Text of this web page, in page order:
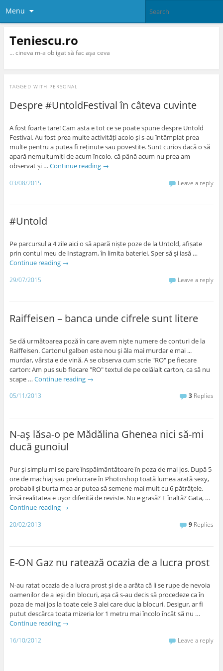
Menu
Teniescu.ro
… cineva m-a obligat să fac aşa ceva
TAGGED WITH PERSONAL
Despre #UntoldFestival în câteva cuvinte
A fost foarte tare! Cam asta e tot ce se poate spune despre Untold
Festival. Au fost prea multe activități acolo și s-au întâmplat prea
multe pentru a putea fi reținute sau povestite. Sunt curios dacă o să
apară nemulțumiți de acum încolo, că până acum nu prea am
observat și … Continue reading →
03/08/2015 Leave a reply
#Untold
Pe parcursul a 4 zile aici o să apară niște poze de la Untold, afișate
prin contul meu de Instagram, în limita bateriei. Sper să şi iasă …
Continue reading →
29/07/2015 Leave a reply
Raiffeisen – banca unde cifrele sunt litere
Se dă următoarea poză în care avem nişte numere de conturi de la
Raiffeisen. Cartonul galben este nou şi ăla mai murdar e mai ...
murdar, vârsta e de vină. A se observa cum scrie "RO" pe fiecare
carton: Am pus sub fiecare "RO" textul de pe celălalt carton, ca să nu
scape … Continue reading →
05/11/2013 3 Replies
N-aş lăsa-o pe Mădălina Ghenea nici să-mi
ducă gunoiul
Pur şi simplu mi se pare înspăimântătoare în poza de mai jos. După 5
ore de machiaj sau prelucrare în Photoshop toată lumea arată sexy,
probabil şi burta mea ar putea să semene mai mult cu 6 pătrăţele,
însă realitatea e uşor diferită de reviste. Nu e grasă? E înaltă? Gata, …
Continue reading →
20/02/2013 9 Replies
E-ON Gaz nu ratează ocazia de a lucra prost
N-au ratat ocazia de a lucra prost și de a arăta că li se rupe de nevoia
oamenilor de a ieși din blocuri, așa că s-au decis să procedeze ca în
poza de mai jos la toate cele 3 alei care duc la blocuri. Desigur, ar fi
putut descărca toata mizeria lor 1 metru mai încolo încât să nu …
Continue reading →
16/10/2012 Leave a reply